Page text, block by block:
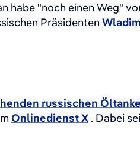
"noch einen Weg"
Präsidenten
russischen
Onlinedienst X . Dabei